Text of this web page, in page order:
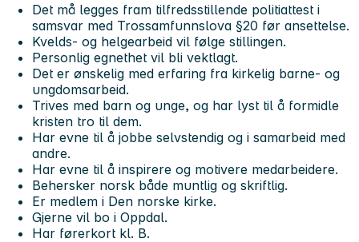
Det må legges fram tilfredsstillende politiattest i
samsvar med Trossamfunnslova §20 før ansettelse.
Kvelds- og helgearbeid vil følge stillingen.
Personlig egnethet vil bli vektlagt.
Det er ønskelig med erfaring fra kirkelig barne- og
ungdomsarbeid.
Trives med barn og unge, og har lyst til å formidle
kristen tro til dem.
Har evne til å jobbe selvstendig og i samarbeid med
andre.
Har evne til å inspirere og motivere medarbeidere.
Behersker norsk både muntlig og skriftlig.
Er medlem i Den norske kirke.
Gjerne vil bo i Oppdal.
Har førerkort kl. B.